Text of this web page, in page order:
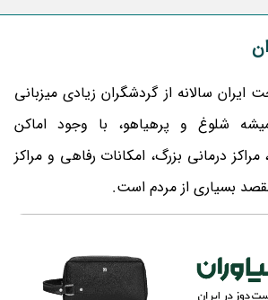
ایران سالانه از گردشگران زیادی میزبانی
شلوغ و پرهیاهو، با وجود اماکن
درمانی بزرگ، امکانات رفاهی و مراکز
بسیاری از مردم است.